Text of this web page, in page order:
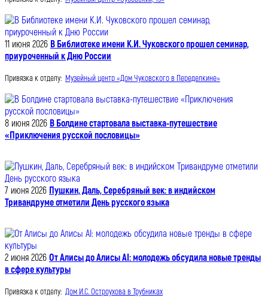
11 июня 2026 В Библиотеке имени К.И. Чуковского прошел семинар,
приуроченный к Дню России
Привязка к отделу: Музейный центр «Дом Чуковского в Переделкине»
8 июня 2026 В Болдине стартовала выставка-путешествие
«Приключения русской пословицы»
7 июня 2026 Пушкин, Даль, Серебряный век: в индийском
Тривандруме отметили День русского языка
2 июня 2026 От Алисы до Алисы AI: молодежь обсудила новые тренды
в сфере культуры
Привязка к отделу: Дом И.С. Остроухова в Трубниках